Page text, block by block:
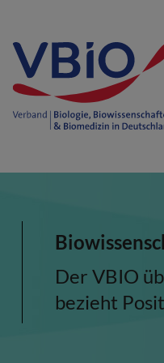
Der VBIO
bezieht